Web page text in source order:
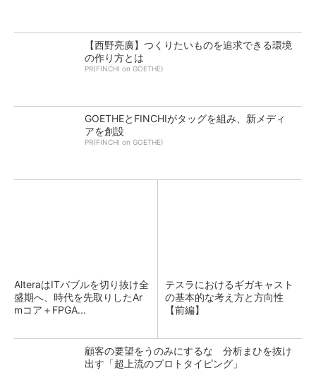
【西野亮廣】つくりたいものを追求できる環境
の作り方とは
PR(FINCHI on GOETHE)
GOETHEとFINCHIがタッグを組み、新メディ
アを創設
PR(FINCHI on GOETHE)
AlteraはITバブルを切り抜け全
盛期へ、時代を先取りしたAr
mコア＋FPGA...
テスラにおけるギガキャスト
の基本的な考え方と方向性
【前編】
顧客の要望をうのみにするな 分析まひを抜け
出す「超上流のプロトタイピング」